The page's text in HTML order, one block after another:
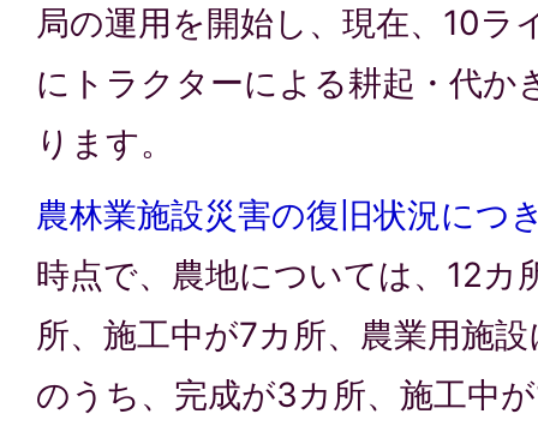
局の運用を開始し、現在、10ラ
にトラクターによる耕起・代か
ります。
農林業施設災害の復旧状況につ
時点で、農地については、12カ
所、施工中が7カ所、農業用施
のうち、完成が3カ所、施工中